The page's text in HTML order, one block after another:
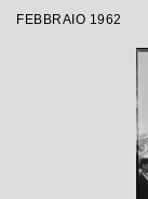
FEBBRAIO 1962